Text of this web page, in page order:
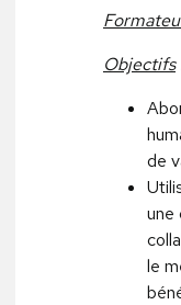
Objectifs
de
une
le